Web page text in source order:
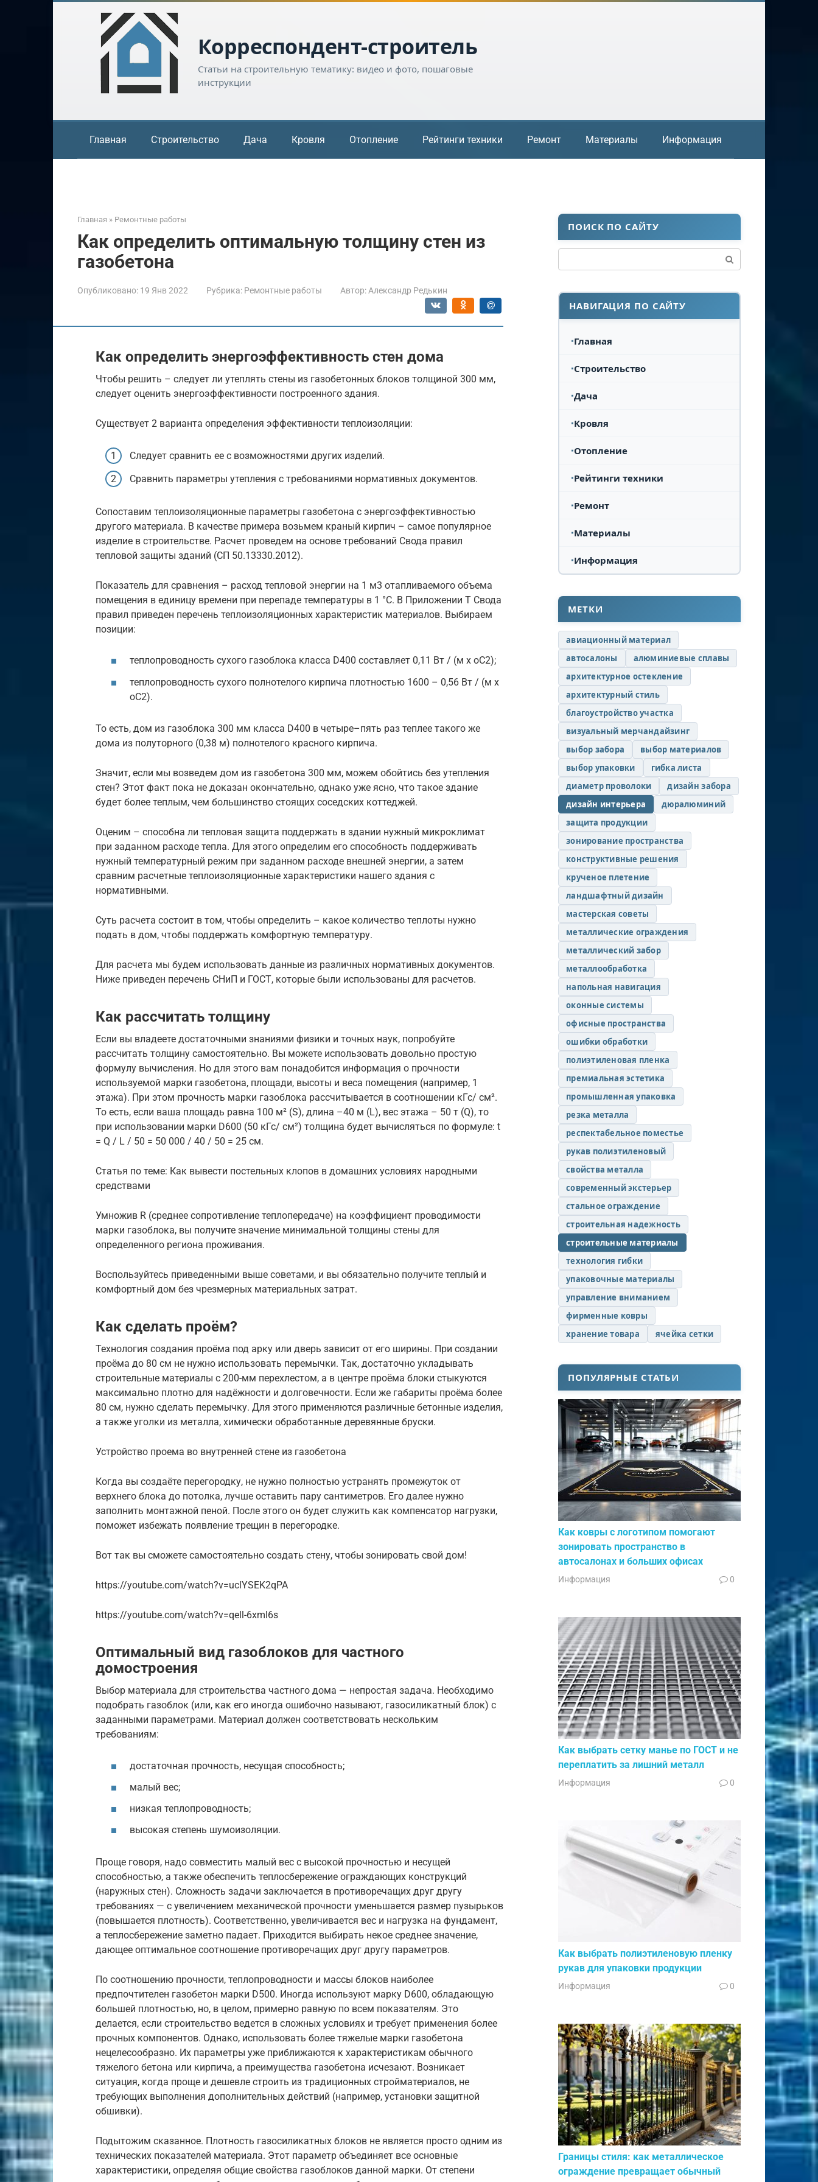
Корреспондент-строитель
Статьи на строительную тематику: видео и фото, пошаговые
инструкции
Главная Строительство Дача Кровля Отопление Рейтинги техники Ремонт Материалы Информация
Главная » Ремонтные работы
Как определить оптимальную толщину стен из
газобетона
Опубликовано: 19 Янв 2022 Рубрика: Ремонтные работы Автор: Александр Редькин
Как определить энергоэффективность стен дома
Чтобы решить – следует ли утеплять стены из газобетонных блоков толщиной 300 мм,
следует оценить энергоэффективности построенного здания.
Существует 2 варианта определения эффективности теплоизоляции:
Следует сравнить ее с возможностями других изделий.
Сравнить параметры утепления с требованиями нормативных документов.
Сопоставим теплоизоляционные параметры газобетона с энергоэффективностью
другого материала. В качестве примера возьмем краный кирпич – самое популярное
изделие в строительстве. Расчет проведем на основе требований Свода правил
тепловой защиты зданий (СП 50.13330.2012).
Показатель для сравнения – расход тепловой энергии на 1 м3 отапливаемого объема
помещения в единицу времени при перепаде температуры в 1 °С. В Приложении Т Свода
правил приведен перечень теплоизоляционных характеристик материалов. Выбираем
позиции:
теплопроводность сухого газоблока класса D400 составляет 0,11 Вт / (м х оС2);
теплопроводность сухого полнотелого кирпича плотностью 1600 – 0,56 Вт / (м х
оС2).
То есть, дом из газоблока 300 мм класса D400 в четыре–пять раз теплее такого же
дома из полуторного (0,38 м) полнотелого красного кирпича.
Значит, если мы возведем дом из газобетона 300 мм, можем обойтись без утепления
стен? Этот факт пока не доказан окончательно, однако уже ясно, что такое здание
будет более теплым, чем большинство стоящих соседских коттеджей.
Оценим – способна ли тепловая защита поддержать в здании нужный микроклимат
при заданном расходе тепла. Для этого определим его способность поддерживать
нужный температурный режим при заданном расходе внешней энергии, а затем
сравним расчетные теплоизоляционные характеристики нашего здания с
нормативными.
Суть расчета состоит в том, чтобы определить – какое количество теплоты нужно
подать в дом, чтобы поддержать комфортную температуру.
Для расчета мы будем использовать данные из различных нормативных документов.
Ниже приведен перечень СНиП и ГОСТ, которые были использованы для расчетов.
Как рассчитать толщину
Если вы владеете достаточными знаниями физики и точных наук, попробуйте
рассчитать толщину самостоятельно. Вы можете использовать довольно простую
формулу вычисления. Но для этого вам понадобится информация о прочности
используемой марки газобетона, площади, высоты и веса помещения (например, 1
этажа). При этом прочность марки газоблока рассчитывается в соотношении кГс/ см².
То есть, если ваша площадь равна 100 м² (S), длина –40 м (L), вес этажа – 50 т (Q), то
при использовании марки D600 (50 кГс/ см²) толщина будет вычисляться по формуле: t
= Q / L / 50 = 50 000 / 40 / 50 = 25 см.
Статья по теме: Как вывести постельных клопов в домашних условиях народными
средствами
Умножив R (среднее сопротивление теплопередаче) на коэффициент проводимости
марки газоблока, вы получите значение минимальной толщины стены для
определенного региона проживания.
Воспользуйтесь приведенными выше советами, и вы обязательно получите теплый и
комфортный дом без чрезмерных материальных затрат.
Как сделать проём?
Технология создания проёма под арку или дверь зависит от его ширины. При создании
проёма до 80 см не нужно использовать перемычки. Так, достаточно укладывать
строительные материалы с 200-мм перехлестом, а в центре проёма блоки стыкуются
максимально плотно для надёжности и долговечности. Если же габариты проёма более
80 см, нужно сделать перемычку. Для этого применяются различные бетонные изделия,
а также уголки из металла, химически обработанные деревянные бруски.
Устройство проема во внутренней стене из газобетона
Когда вы создаёте перегородку, не нужно полностью устранять промежуток от
верхнего блока до потолка, лучше оставить пару сантиметров. Его далее нужно
заполнить монтажной пеной. После этого он будет служить как компенсатор нагрузки,
поможет избежать появление трещин в перегородке.
Вот так вы сможете самостоятельно создать стену, чтобы зонировать свой дом!
https://youtube.com/watch?v=uclYSEK2qPA
https://youtube.com/watch?v=qell-6xml6s
Оптимальный вид газоблоков для частного
домостроения
Выбор материала для строительства частного дома — непростая задача. Необходимо
подобрать газоблок (или, как его иногда ошибочно называют, газосиликатный блок) с
заданными параметрами. Материал должен соответствовать нескольким
требованиям:
достаточная прочность, несущая способность;
малый вес;
низкая теплопроводность;
высокая степень шумоизоляции.
Проще говоря, надо совместить малый вес с высокой прочностью и несущей
способностью, а также обеспечить теплосбережение ограждающих конструкций
(наружных стен). Сложность задачи заключается в противоречащих друг другу
требованиях — с увеличением механической прочности уменьшается размер пузырьков
(повышается плотность). Соответственно, увеличивается вес и нагрузка на фундамент,
а теплосбережение заметно падает. Приходится выбирать некое среднее значение,
дающее оптимальное соотношение противоречащих друг другу параметров.
По соотношению прочности, теплопроводности и массы блоков наиболее
предпочтителен газобетон марки D500. Иногда используют марку D600, обладающую
большей плотностью, но, в целом, примерно равную по всем показателям. Это
делается, если строительство ведется в сложных условиях и требует применения более
прочных компонентов. Однако, использовать более тяжелые марки газобетона
нецелесообразно. Их параметры уже приближаются к характеристикам обычного
тяжелого бетона или кирпича, а преимущества газобетона исчезают. Возникает
ситуация, когда проще и дешевле строить из традиционных стройматериалов, не
требующих выполнения дополнительных действий (например, установки защитной
обшивки).
Подытожим сказанное. Плотность газосиликатных блоков не является просто одним из
технических показателей материала. Этот параметр объединяет все основные
характеристики, определяя общие свойства газоблоков данной марки. От степени
ПОИСК ПО САЙТУ
НАВИГАЦИЯ ПО САЙТУ
Главная
Строительство
Дача
Кровля
Отопление
Рейтинги техники
Ремонт
Материалы
Информация
МЕТКИ
авиационный материал
автосалоны
алюминиевые сплавы
архитектурное остекление
архитектурный стиль
благоустройство участка
визуальный мерчандайзинг
выбор забора
выбор материалов
выбор упаковки
гибка листа
диаметр проволоки
дизайн забора
дизайн интерьера
дюралюминий
защита продукции
зонирование пространства
конструктивные решения
крученое плетение
ландшафтный дизайн
мастерская советы
металлические ограждения
металлический забор
металлообработка
напольная навигация
оконные системы
офисные пространства
ошибки обработки
полиэтиленовая пленка
премиальная эстетика
промышленная упаковка
резка металла
респектабельное поместье
рукав полиэтиленовый
свойства металла
современный экстерьер
стальное ограждение
строительная надежность
строительные материалы
технология гибки
упаковочные материалы
управление вниманием
фирменные ковры
хранение товара
ячейка сетки
ПОПУЛЯРНЫЕ СТАТЬИ
Как ковры с логотипом помогают
зонировать пространство в
автосалонах и больших офисах
Информация 0
Как выбрать сетку манье по ГОСТ и не
переплатить за лишний металл
Информация 0
Как выбрать полиэтиленовую пленку
рукав для упаковки продукции
Информация 0
Границы стиля: как металлическое
ограждение превращает обычный